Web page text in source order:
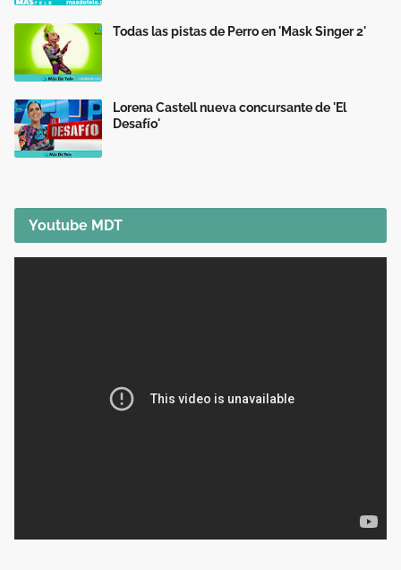
Todas las pistas de Perro en 'Mask Singer 2'
Lorena Castell nueva concursante de 'El
Desafío'
Youtube MDT